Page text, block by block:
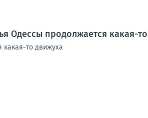
Одессы продолжается какая-
то движуха